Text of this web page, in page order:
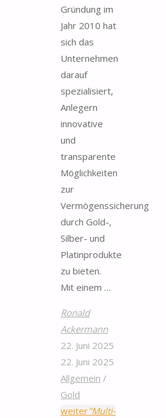
Gründung im
Jahr 2010 hat
sich das
Unternehmen
darauf
spezialisiert,
Anlegern
innovative
und
transparente
Möglichkeiten
zur
Vermögenssicherung
durch Gold-,
Silber- und
Platinprodukte
zu bieten.
Mit einem …
Ronald
Ackermann
22. Juni 2025
22. Juni 2025
Allgemein /
Gold
weiter"Multi-